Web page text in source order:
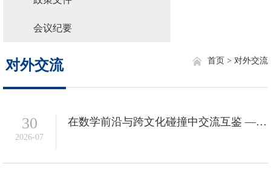
会议纪要
对外交流 对外交流
首页 >
30
2026-07
在数学前沿与跨文化碰撞中交流互鉴 ——数学科学学院师生赴新加坡国立大学开展暑期交流